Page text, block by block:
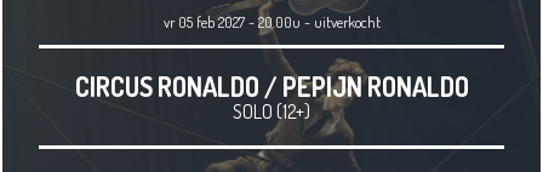
vr 05 feb 2027 - 20.00u-uitverkocht
CIRCUS RONALDO / PEPIJN RONALDO
SOLO (12+)